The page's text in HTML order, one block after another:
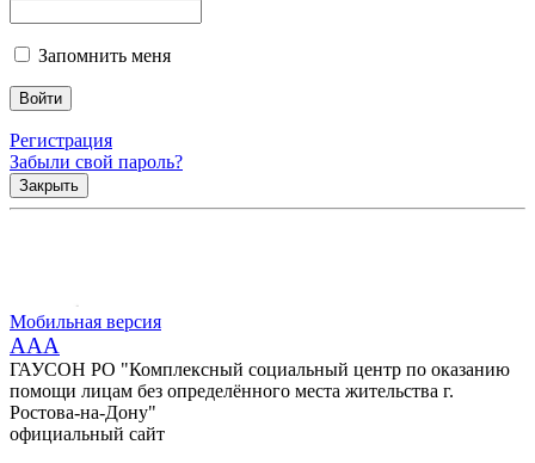
Запомнить меня
Регистрация
Забыли свой пароль?
Закрыть
Мобильная версия
AAA
ГАУСОН РО "Комплексный социальный центр по оказанию
помощи лицам без определённого места жительства г.
Ростова-на-Дону"
официальный сайт